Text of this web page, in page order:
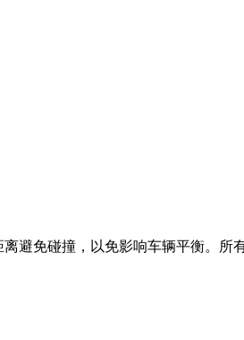
避免碰撞，以免影响车辆平衡。